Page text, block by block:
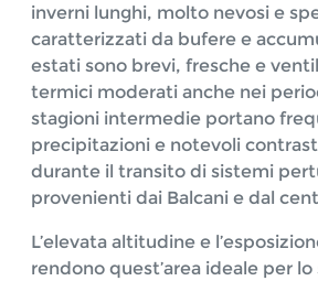
inverni lunghi, molto nevosi e
caratterizzati da bufere e
estati sono brevi, fresche e
termici moderati anche nei
stagioni intermedie portano
precipitazioni e notevoli
durante il transito di sistemi
provenienti dai Balcani e dal
L’elevata altitudine e
rendono quest’area ideale per